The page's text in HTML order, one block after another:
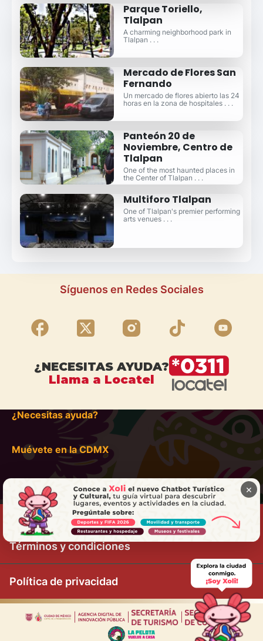
Parque Toriello,
Tlalpan
A charming neighborhood park in
Tlalpan . . .
Mercado de Flores San
Fernando
Un mercado de flores abierto las 24
horas en la zona de hospitales . . .
Panteón 20 de
Noviembre, Centro de
Tlalpan
One of the most haunted places in
the Center of Tlalpan . . .
Multiforo Tlalpan
One of Tlalpan's premier performing
arts venues . . .
Síguenos en Redes Sociales
¿NECESITAS AYUDA?
Llama a Locatel
¿Necesitas ayuda?
Muévete en la CDMX
Términos y condiciones
Política de privacidad
|
×